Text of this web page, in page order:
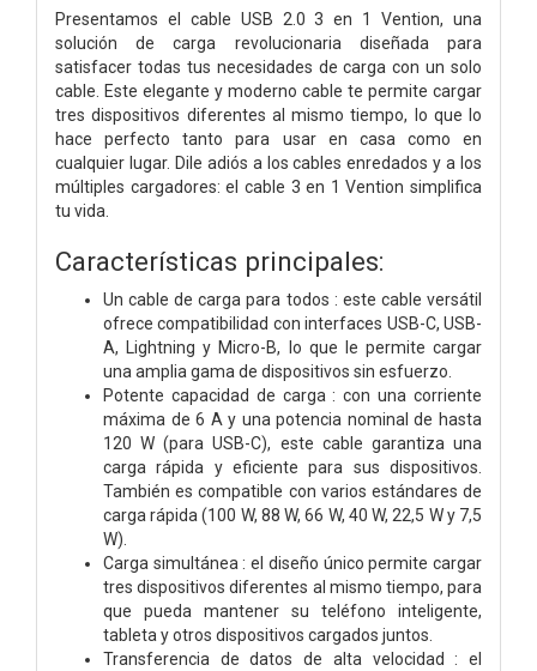
Presentamos el cable USB 2.0 3 en 1 Vention, una
solución de carga revolucionaria diseñada para
satisfacer todas tus necesidades de carga con un solo
cable. Este elegante y moderno cable te permite cargar
tres dispositivos diferentes al mismo tiempo, lo que lo
hace perfecto tanto para usar en casa como en
cualquier lugar. Dile adiós a los cables enredados y a los
múltiples cargadores: el cable 3 en 1 Vention simplifica
tu vida.
Características principales:
Un cable de carga para todos : este cable versátil
ofrece compatibilidad con interfaces USB-C, USB-
A, Lightning y Micro-B, lo que le permite cargar
una amplia gama de dispositivos sin esfuerzo.
Potente capacidad de carga : con una corriente
máxima de 6 A y una potencia nominal de hasta
120 W (para USB-C), este cable garantiza una
carga rápida y eficiente para sus dispositivos.
También es compatible con varios estándares de
carga rápida (100 W, 88 W, 66 W, 40 W, 22,5 W y 7,5
W).
Carga simultánea : el diseño único permite cargar
tres dispositivos diferentes al mismo tiempo, para
que pueda mantener su teléfono inteligente,
tableta y otros dispositivos cargados juntos.
Transferencia de datos de alta velocidad : el